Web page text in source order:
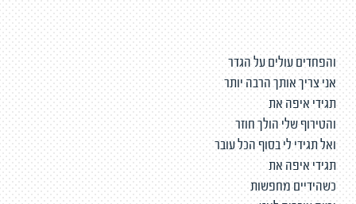
והפחדים עולים על הגדר
אני צריך אותך הרבה יותר
תגידי איפה את
והטירוף שלי הולך חוזר
ואל תגידי לי בסוף הכל עובר
תגידי איפה את
כשהידיים מחפשות